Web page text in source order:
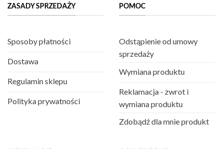
ZASADY SPRZEDAŻY
Sposoby płatności
Dostawa
Regulamin sklepu
Polityka prywatności
POMOC
Odstąpienie od umowy
sprzedaży
Wymiana produktu
Reklamacja - zwrot i
wymiana produktu
Zdobądź dla mnie produkt